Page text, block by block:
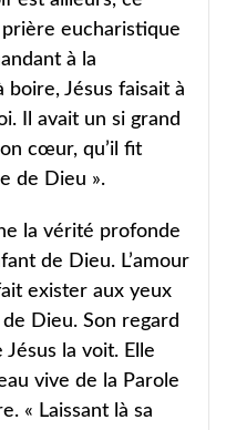
prière eucharistique
à la
Jésus faisait à
Il avait un si grand
cœur, qu’il fit
de Dieu ».
la vérité profonde
de Dieu. L’amour
exister aux yeux
Dieu. Son regard
la voit. Elle
vive de la Parole
« Laissant là sa